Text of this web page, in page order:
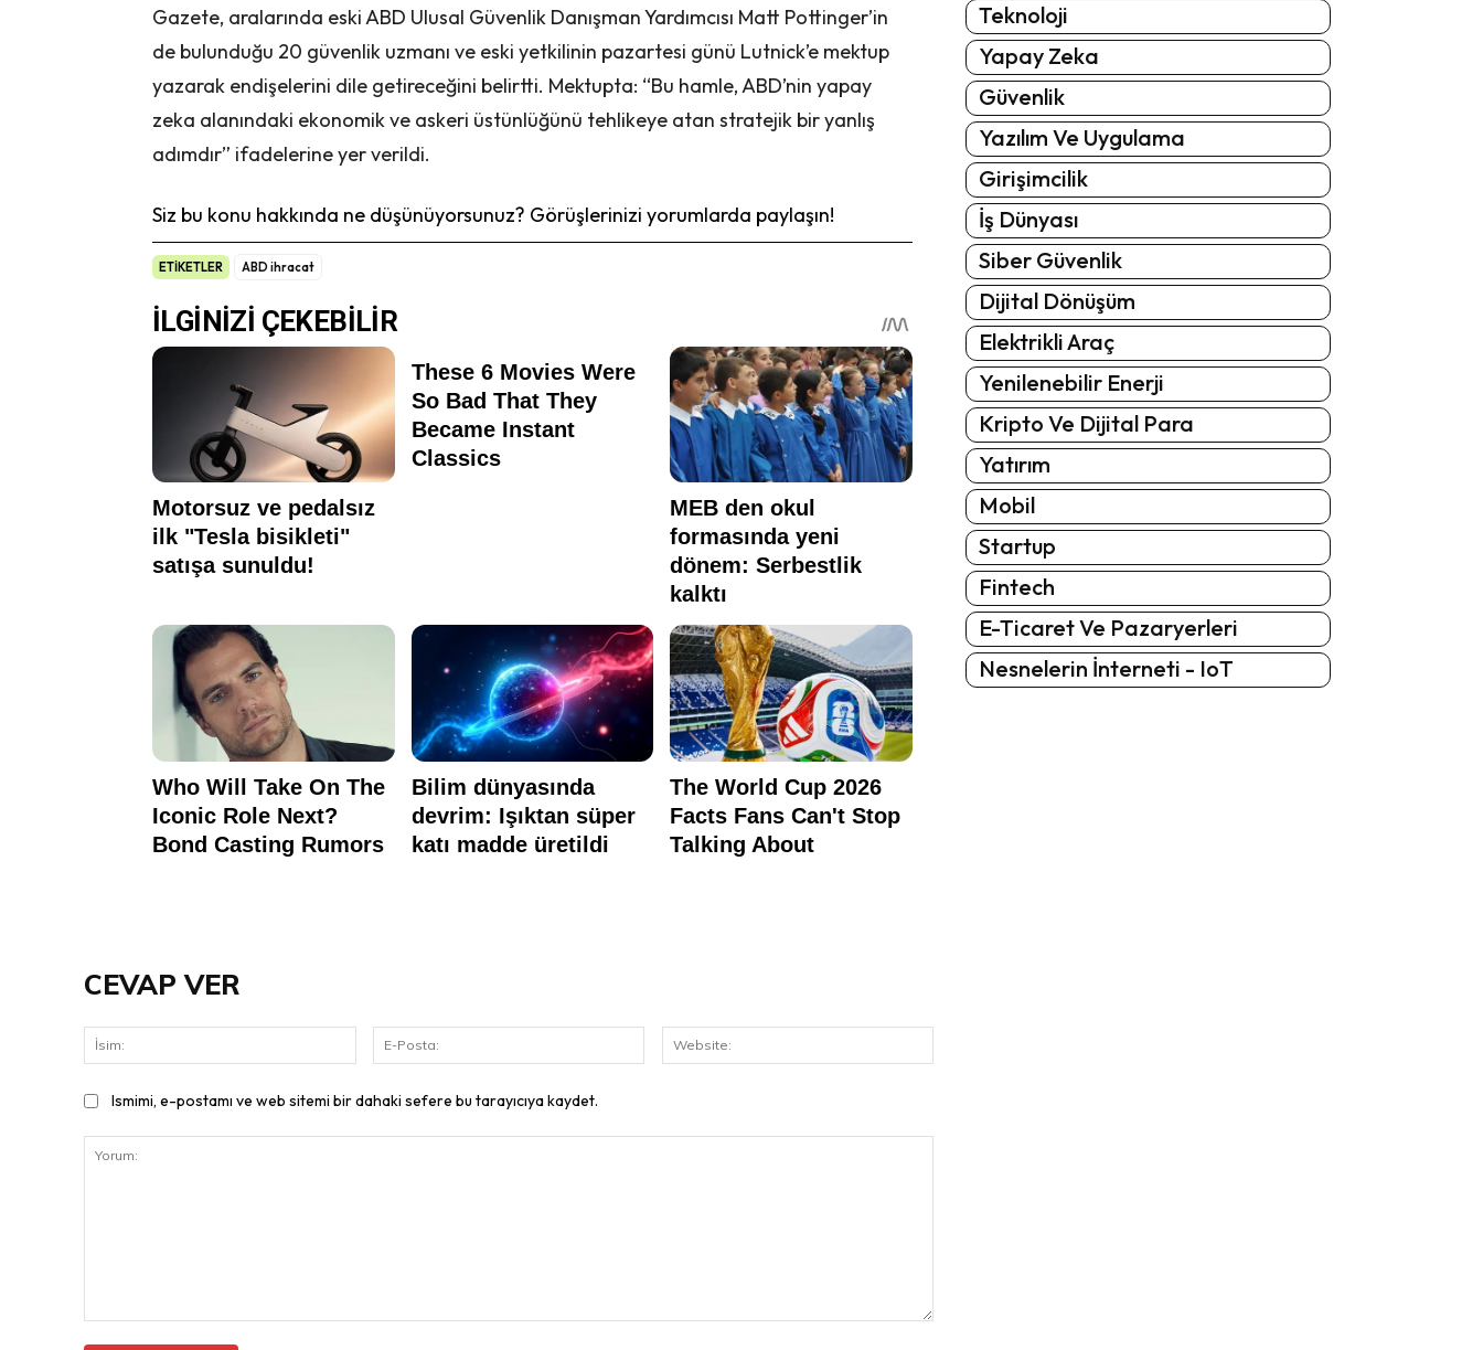
Gazete, aralarında eski ABD Ulusal Güvenlik Danışman Yardımcısı Matt Pottinger’in
de bulunduğu 20 güvenlik uzmanı ve eski yetkilinin pazartesi günü Lutnick’e mektup
yazarak endişelerini dile getireceğini belirtti. Mektupta: “Bu hamle, ABD’nin yapay
zeka alanındaki ekonomik ve askeri üstünlüğünü tehlikeye atan stratejik bir yanlış
adımdır” ifadelerine yer verildi.
Siz bu konu hakkında ne düşünüyorsunuz? Görüşlerinizi yorumlarda paylaşın!
ETİKETLER ABD ihracat
Teknoloji
Yapay Zeka
Güvenlik
Yazılım Ve Uygulama
Girişimcilik
İş Dünyası
Siber Güvenlik
Dijital Dönüşüm
Elektrikli Araç
Yenilenebilir Enerji
Kripto Ve Dijital Para
Yatırım
Mobil
Startup
Fintech
E-Ticaret Ve Pazaryerleri
Nesnelerin İnterneti - IoT
CEVAP VER
İsim:
Posta:
Ismimi, e-postamı ve web sitemi bir dahaki sefere bu tarayıcıya kaydet.